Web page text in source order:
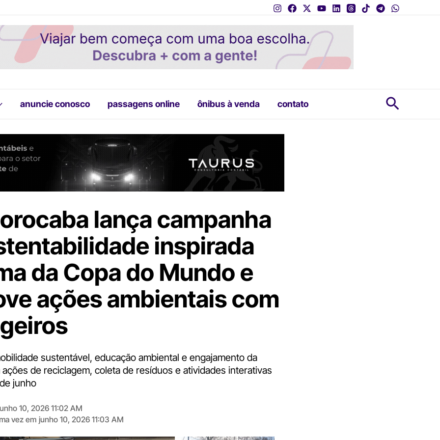
anuncie conosco passagens online ônibus à venda contato
lança campanha
inspirada
da Copa do Mundo e
ações ambientais com
sustentável, educação ambiental e engajamento da
de reciclagem, coleta de resíduos e atividades interativas
junho
10, 2026 11:02 AM
vez em junho 10, 2026 11:03 AM